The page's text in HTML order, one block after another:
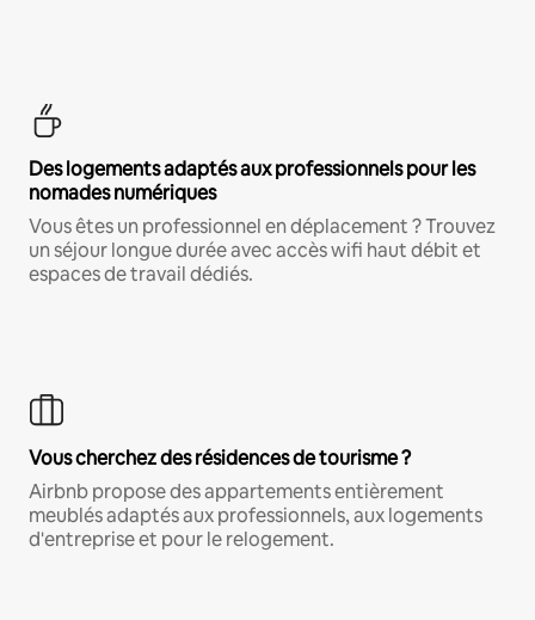
Des logements adaptés aux professionnels pour les
nomades numériques
Vous êtes un professionnel en déplacement ? Trouvez
un séjour longue durée avec accès wifi haut débit et
espaces de travail dédiés.
Vous cherchez des résidences de tourisme ?
Airbnb propose des appartements entièrement
meublés adaptés aux professionnels, aux logements
d'entreprise et pour le relogement.